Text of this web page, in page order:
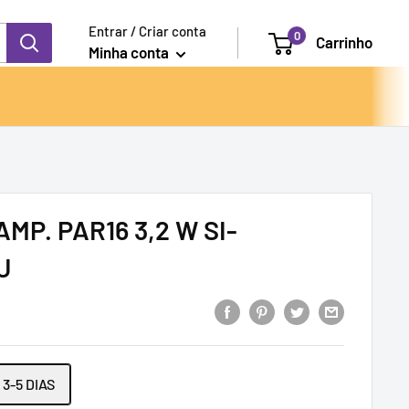
Entrar / Criar conta
Minha conta
0 Carrinho
PAR16 3,2 W SI-
5 DIAS